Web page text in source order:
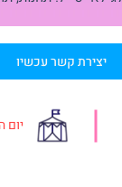
יצירת קשר עכשיו
יום